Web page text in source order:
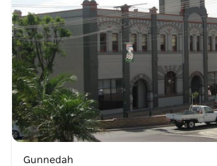
Gunnedah